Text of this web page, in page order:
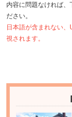
内容に問題なければ、
ださい。
日本語が含まれない
視されます。